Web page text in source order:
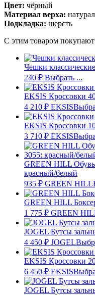
Цвет: чёрный
Материал верха:
Подкладка: шерсть
С этим товаром
Чешки
240 ₽ Выбрать ...
EKSIS Кроссовки
4 210 ₽ EKSIS
EKSIS Кроссовки
3 710 ₽ EKSIS
GREEN HILL
красный/белый
935 ₽ GREEN HILL
GREEN HILL
1 775 ₽ GREEN
JOGEL Бутсы
4 450 ₽ JOGEL
EKSIS Кроссовки
6 450 ₽ EKSIS
JOGEL Бутсы